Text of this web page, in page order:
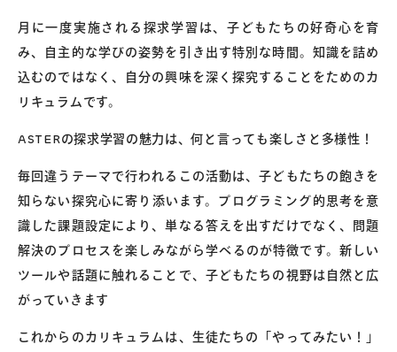
月に一度実施される探求学習は、子どもたちの好奇心を育
み、自主的な学びの姿勢を引き出す特別な時間。知識を詰め
込むのではなく、自分の興味を深く探究することをためのカ
リキュラムです。
ASTERの探求学習の魅力は、何と言っても楽しさと多様性！
毎回違うテーマで行われるこの活動は、子どもたちの飽きを
知らない探究心に寄り添います。プログラミング的思考を意
識した課題設定により、単なる答えを出すだけでなく、問題
解決のプロセスを楽しみながら学べるのが特徴です。新しい
ツールや話題に触れることで、子どもたちの視野は自然と広
がっていきます
これからのカリキュラムは、生徒たちの「やってみたい！」